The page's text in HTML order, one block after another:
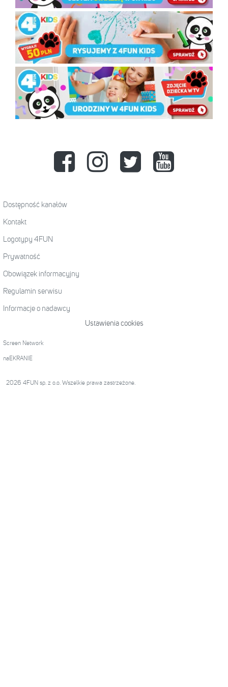
Dostępność kanałów
Kontakt
Logotypy 4FUN
Prywatność
Obowiązek informacyjny
Regulamin serwisu
Informacje o nadawcy
Ustawienia cookies
Screen Network
naEKRANIE
2026 4FUN sp. z o.o. Wszelkie prawa zastrzeżone.